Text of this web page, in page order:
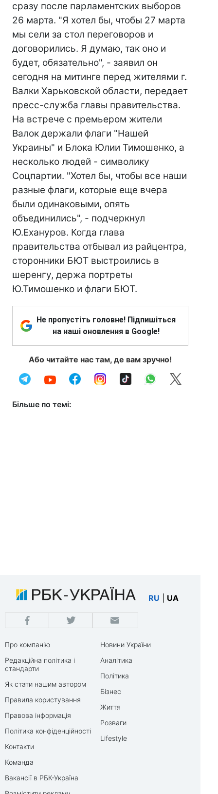
сразу после парламентских выборов
26 марта. "Я хотел бы, чтобы 27 марта
мы сели за стол переговоров и
договорились. Я думаю, так оно и
будет, обязательно", - заявил он
сегодня на митинге перед жителями г.
Валки Харьковской области, передает
пресс-служба главы правительства.
На встрече с премьером жители
Валок держали флаги "Нашей
Украины" и Блока Юлии Тимошенко, а
несколько людей - символику
Соцпартии. "Хотел бы, чтобы все наши
разные флаги, которые еще вчера
были одинаковыми, опять
объединились", - подчеркнул
Ю.Ехануров. Когда глава
правительства отбывал из райцентра,
сторонники БЮТ выстроились в
шеренгу, держа портреты
Ю.Тимошенко и флаги БЮТ.
Не пропустіть головне! Підпишіться
на наші оновлення в Google!
Або читайте нас там, де вам зручно!
Більше по темі:
RU UA
Про компанію
Редакційна політика і
стандарти
Як стати нашим автором
Правила користування
Правова інформація
Політика конфіденційності
Контакти
Команда
Вакансії в РБК-Україна
Новини України
Аналітика
Політика
Бізнес
Життя
Розваги
Lifestyle